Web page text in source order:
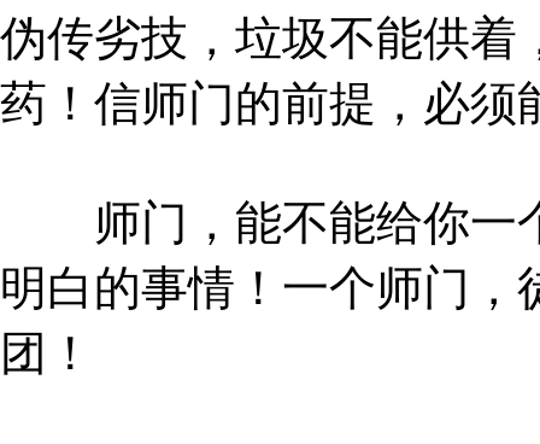
伪传劣技，垃圾不能供着
药！信师门的前提，必须
师门，能不能给你一
明白的事情！一个师门
团！